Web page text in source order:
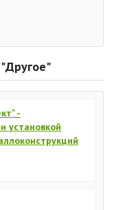
-
установкой